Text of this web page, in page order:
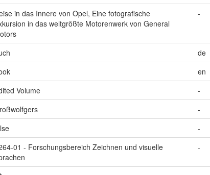
in das Innere von Opel, Eine fotografische
in das weltgrößte Motorenwerk von General
-
de
en
Volume
-
-
-
01 - Forschungsbereich Zeichnen und visuelle
-